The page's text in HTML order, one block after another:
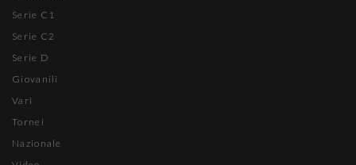
Serie C1
Serie C2
Serie D
Giovanili
Vari
Tornei
Nazionale